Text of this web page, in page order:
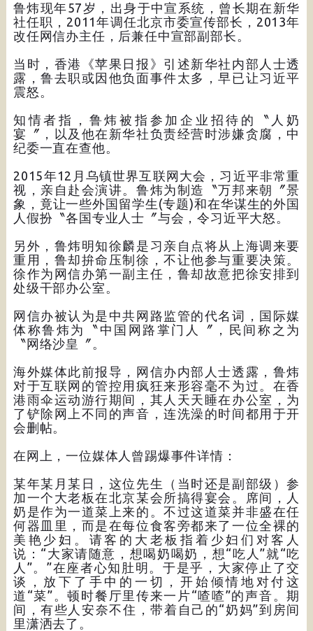
鲁炜现年57岁，出身于中宣系统，曾长期在新华
社任职，2011年调任北京市委宣传部长，2013年
改任网信办主任，后兼任中宣部副部长。
当时，香港《苹果日报》引述新华社内部人士透
露，鲁去职或因他负面事件太多，早已让习近平
震怒。
知情者指，鲁炜被指参加企业招待的〝人奶
宴〞，以及他在新华社负责经营时涉嫌贪腐，中
纪委一直在查他。
2015年12月乌镇世界互联网大会，习近平非常重
视，亲自赴会演讲。鲁炜为制造〝万邦来朝〞景
象，竟让一些外国留学生(专题)和在华谋生的外国
人假扮〝各国专业人士〞与会，令习近平大怒。
另外，鲁炜明知徐麟是习亲自点将从上海调来要
重用，鲁却拚命压制徐，不让他参与重要决策。
徐作为网信办第一副主任，鲁却故意把徐安排到
处级干部办公室。
网信办被认为是中共网路监管的代名词，国际媒
体称鲁炜为〝中国网路掌门人〞，民间称之为
〝网络沙皇〞。
海外媒体此前报导，网信办内部人士透露，鲁炜
对于互联网的管控用疯狂来形容毫不为过。在香
港雨伞运动游行期间，其人天天睡在办公室，为
了铲除网上不同的声音，连洗澡的时间都用于开
会删帖。
在网上，一位媒体人曾踢爆事件详情：
某年某月某日，这位先生（当时还是副部级）参
加一个大老板在北京某会所搞得宴会。席间，人
奶是作为一道菜上来的。不过这道菜并非盛在任
何器皿里，而是在每位食客旁都来了一位全裸的
美艳少妇。请客的大老板指着少妇们对客人
说：“大家请随意，想喝奶喝奶，想“吃人”就“吃
人”。”在座者心知肚明。于是乎，大家停止了交
谈，放下了手中的一切，开始倾情地对付这
道“菜”。顿时餐厅里传来一片“喳喳”的声音。期
间，有些人安奈不住，带着自己的“奶妈”到房间
里潇洒去了。